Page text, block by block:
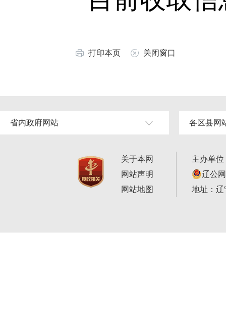
打印本页 关闭窗口
省内政府网站 各区县网
关于本网
网站声明
网站地图
主办单
辽公
地址：辽